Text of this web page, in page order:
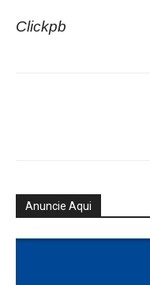
Clickpb
Anuncie Aqui